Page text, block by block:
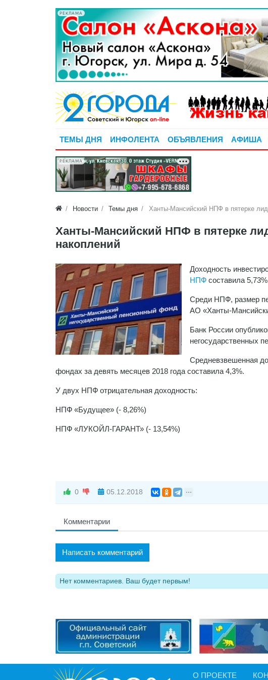
РЕКЛАМА
ТЕМЫ ДНЯ ИНФОЛЕНТА ОБЪЯВЛЕНИЯ АФИША
РЕКЛАМА
Новости Темы дня Ханты-Мансийский НПФ в пятерке
Ханты-Мансийский НПФ в пятерке
накоплений
Доходность
НПФ составила
Среди НПФ, размер
АО «Ханты-
Банк России
негосударственных
Средневзвешенная
фондах за девять месяцев 2018 года составила 4,3%.
У двух НПФ отрицательная доходность:
НПФ «Будущее» (- 8,26%)
НПФ «ЛУКОЙЛ-ГАРАНТ» (- 13,54%)
0 05.12.2018
Комментарии
Написать комментарий
Нет комментариев. Ваш будет первым!
О ПРОЕКТЕ